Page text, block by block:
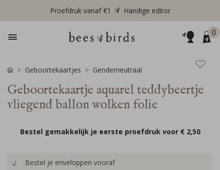
Proefdruk vanaf €1 Handige editor
0
Geboortekaartjes Genderneutraal
Geboortekaartje aquarel teddybeertje
vliegend ballon wolken folie
Bestel gemakkelijk je eerste proefdruk voor € 2,50
Bestel je enveloppen vooraf